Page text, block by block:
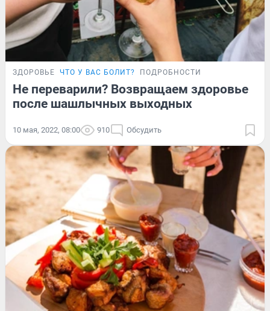
ЗДОРОВЬЕ ЧТО У ВАС БОЛИТ? ПОДРОБНОСТИ
Не переварили? Возвращаем здоровье
после шашлычных выходных
10 мая, 2022, 08:00 910 Обсудить